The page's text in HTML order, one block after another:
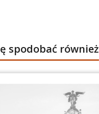
spodobać również